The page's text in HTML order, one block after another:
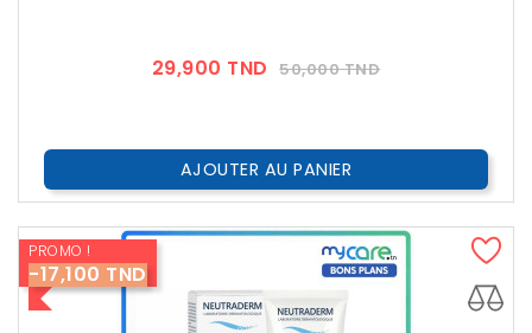
29,900 TND Prix
50,000 TNDPrix
AJOUTER AU PANIER
PROMO !
-17,100 TND